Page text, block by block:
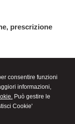
consentire funzioni
informazioni,
Può gestire le
Cookie'
prescrizione
compromesso